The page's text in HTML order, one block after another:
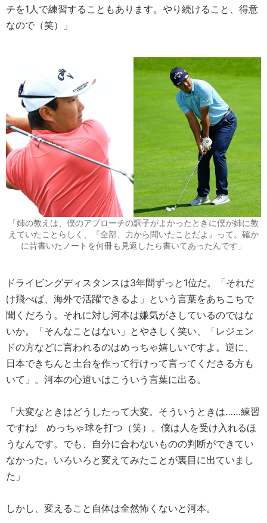
チを1人で練習することもあります。やり続けること、得意
なので（笑）」
「姉の教えは、僕のアプローチの調子がよかったときに僕が姉に教
えていたことらしく、『全部、力から聞いたことだよ』って。確か
に昔書いたノートを何冊も見返したら書いてあったんです」
ドライビングディスタンスは3年間ずっと1位だ。「それだ
け飛べば、海外で活躍できるよ」という言葉をあちこちで
聞くだろう。それに対し河本は嫌気がさしているのではな
いか。「そんなことはない」とやさしく笑い、「レジェン
ドの方などに言われるのはめっちゃ嬉しいですよ。逆に、
日本できちんと土台を作って行けって言ってくださる方も
いて」。河本の心遣いはこういう言葉に出る。
「大変なときはどうしたって大変。そういうときは……練習
ですね! めっちゃ球を打つ（笑）。僕は人を受け入れるほ
うなんです。でも、自分に合わないものの判断ができてい
なかった。いろいろと変えてみたことが裏目に出ていまし
た」
しかし、変えること自体は全然怖くないと河本。